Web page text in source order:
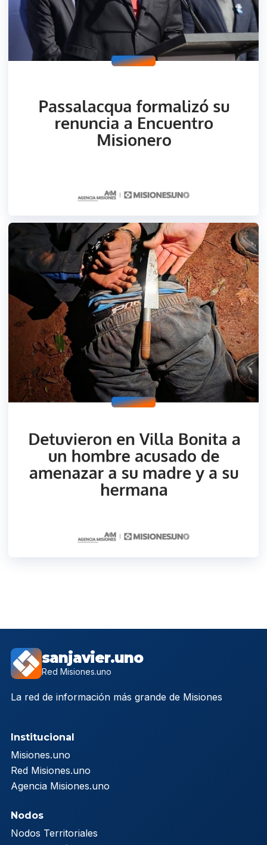
sanjavier.uno
Red Misiones.uno
La red de información más grande de Misiones
Institucional
Misiones.uno
Red Misiones.uno
Agencia Misiones.uno
Nodos
Nodos Territoriales